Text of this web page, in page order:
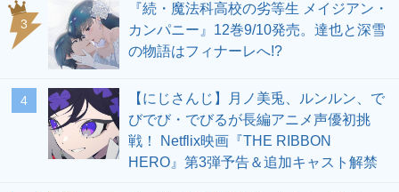
3
『続・魔法科高校の劣等生 メイジアン・
カンパニー』12巻9/10発売。達也と深雪
の物語はフィナーレへ!?
4
【にじさんじ】月ノ美兎、ルンルン、で
びでび・でびるが長編アニメ声優初挑
戦！ Netflix映画『THE RIBBON
HERO』第3弾予告＆追加キャスト解禁